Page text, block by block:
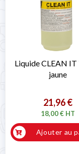
Liquide CLEAN IT
jaune
21,96 €
18,00 € HT
Ajouter au